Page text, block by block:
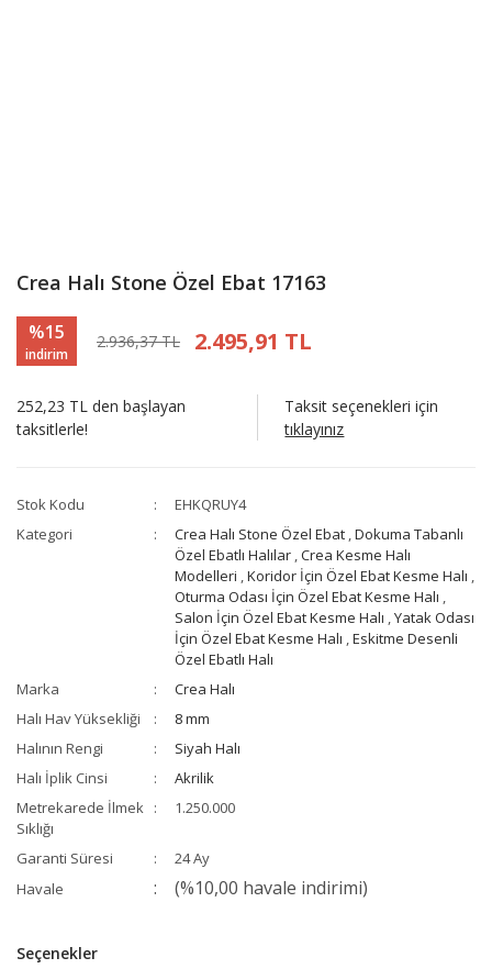
Crea Halı Stone Özel Ebat 17163
%15
indirim
2.936,37 TL 2.495,91 TL
252,23 TL den başlayan
taksitlerle!
Taksit seçenekleri için
tıklayınız
Stok Kodu
EHKQRUY4
Kategori
Crea Halı Stone Özel Ebat ,Dokuma Tabanlı
Özel Ebatlı Halılar ,Crea Kesme Halı
Modelleri ,Koridor İçin Özel Ebat Kesme Halı ,
Oturma Odası İçin Özel Ebat Kesme Halı ,
Salon İçin Özel Ebat Kesme Halı ,Yatak Odası
İçin Özel Ebat Kesme Halı ,Eskitme Desenli
Özel Ebatlı Halı
Marka
Crea Halı
Halı Hav Yüksekliği
8 mm
Halının Rengi
Siyah Halı
Halı İplik Cinsi
Akrilik
Metrekarede İlmek
Sıklığı
1.250.000
Garanti Süresi
24 Ay
Havale
(%10,00 havale indirimi)
Seçenekler